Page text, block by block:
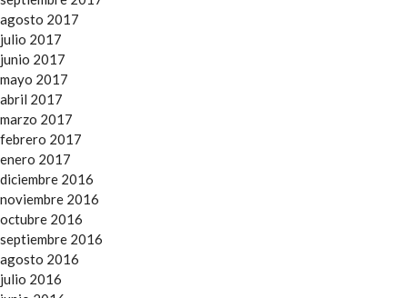
agosto 2017
julio 2017
junio 2017
mayo 2017
abril 2017
marzo 2017
febrero 2017
enero 2017
diciembre 2016
noviembre 2016
octubre 2016
septiembre 2016
agosto 2016
julio 2016